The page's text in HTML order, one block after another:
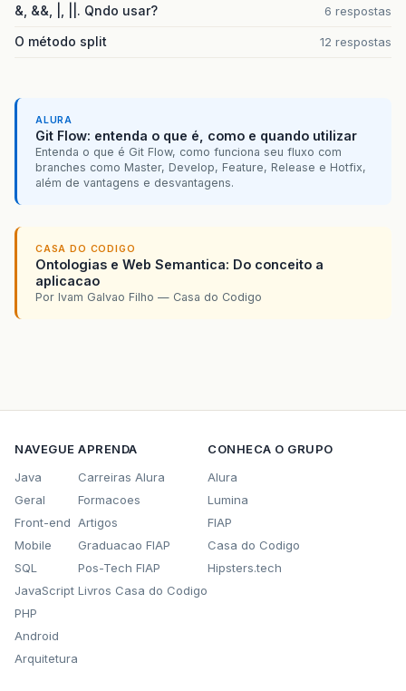
&, &&, |, ||. Qndo usar? 6 respostas
O método split 12 respostas
ALURA
Git Flow: entenda o que é, como e quando utilizar
Entenda o que é Git Flow, como funciona seu fluxo com
branches como Master, Develop, Feature, Release e Hotfix,
além de vantagens e desvantagens.
CASA DO CODIGO
Ontologias e Web Semantica: Do conceito a
aplicacao
Por Ivam Galvao Filho — Casa do Codigo
NAVEGUE
Java
Geral
Front-end
Mobile
SQL
JavaScript
PHP
Android
Arquitetura
APRENDA
Carreiras Alura
Formacoes
Artigos
Graduacao FIAP
Pos-Tech FIAP
Livros Casa do Codigo
CONHECA O GRUPO
Alura
Lumina
FIAP
Casa do Codigo
Hipsters.tech